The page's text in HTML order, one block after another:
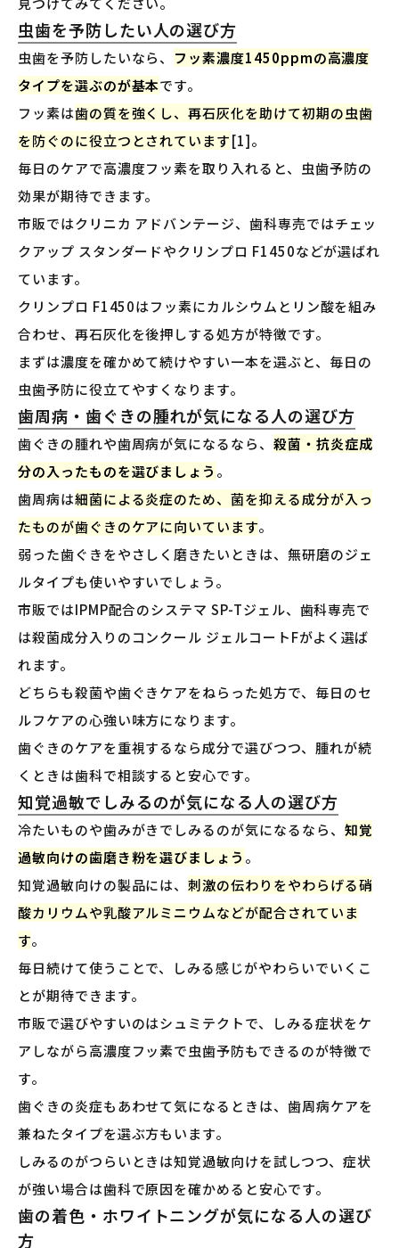
虫歯を予防したい人の選び方
虫歯を予防したいなら、 フッ素濃度1450ppmの高濃度
タイプを選ぶのが基本です。
フッ素は歯の質を強くし、再石灰化を助けて初期の虫歯
を防ぐのに役立つとされています[1]。
毎日のケアで高濃度フッ素を取り入れると、虫歯予防の
効果が期待できます。
市販ではクリニカ アドバンテージ、歯科専売ではチェッ
クアップ スタンダードやクリンプロ F1450などが選ばれ
ています。
クリンプロ F1450はフッ素にカルシウムとリン酸を組み
合わせ、再石灰化を後押しする処方が特徴です。
まずは濃度を確かめて続けやすい一本を選ぶと、毎日の
虫歯予防に役立てやすくなります。
歯周病・歯ぐきの腫れが気になる人の選び方
歯ぐきの腫れや歯周病が気になるなら、 殺菌・抗炎症成
分の入ったものを選びましょう 。
歯周病は細菌による炎症のため、菌を抑える成分が入っ
たものが歯ぐきのケアに向いています。
弱った歯ぐきをやさしく磨きたいときは、無研磨のジェ
ルタイプも使いやすいでしょう。
市販ではIPMP配合のシステマ SP-Tジェル、歯科専売で
は殺菌成分入りのコンクール ジェルコートFがよく選ば
れます。
どちらも殺菌や歯ぐきケアをねらった処方で、毎日のセ
ルフケアの心強い味方になります。
歯ぐきのケアを重視するなら成分で選びつつ、腫れが続
くときは歯科で相談すると安心です。
知覚過敏でしみるのが気になる人の選び方
冷たいものや歯みがきでしみるのが気になるなら、 知覚
過敏向けの歯磨き粉を選びましょう 。
知覚過敏向けの製品には、刺激の伝わりをやわらげる硝
酸カリウムや乳酸アルミニウムなどが配合されていま
す。
毎日続けて使うことで、しみる感じがやわらいでいくこ
とが期待できます。
市販で選びやすいのはシュミテクトで、しみる症状をケ
アしながら高濃度フッ素で虫歯予防もできるのが特徴で
す。
歯ぐきの炎症もあわせて気になるときは、歯周病ケアを
兼ねたタイプを選ぶ方もいます。
しみるのがつらいときは知覚過敏向けを試しつつ、症状
が強い場合は歯科で原因を確かめると安心です。
歯の着色・ホワイトニングが気になる人の選び
方